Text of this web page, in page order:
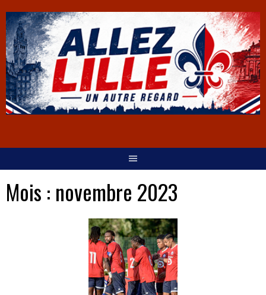
Mois : novembre 2023